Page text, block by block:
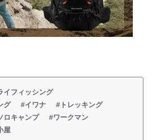
イフィッシング
グ
#イワナ
#トレッキング
ロキャンプ
#ワークマン
屋